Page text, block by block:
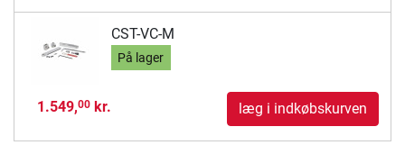
CST-VC-M
På lager
1.549,00kr. læg i indkøbskurven